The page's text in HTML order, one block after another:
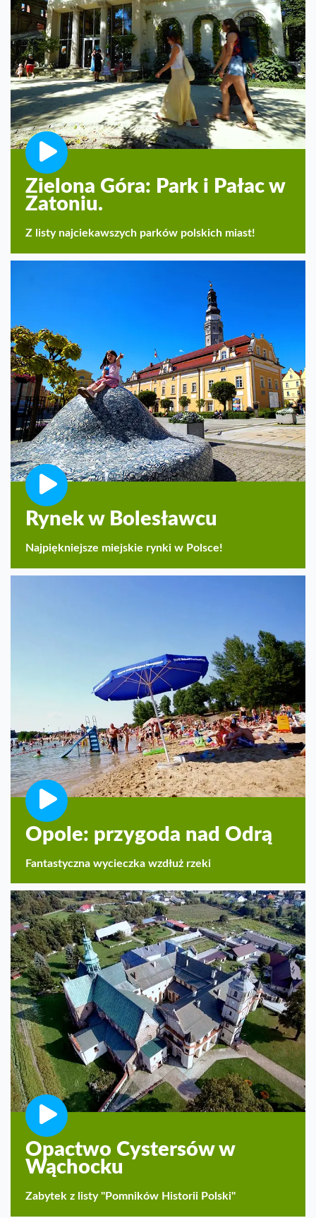
Zielona Góra: Park i Pałac w
Zatoniu.
Z listy najciekawszych parków polskich miast!
Rynek w Bolesławcu
Najpiękniejsze miejskie rynki w Polsce!
Opole: przygoda nad Odrą
Fantastyczna wycieczka wzdłuż rzeki
Opactwo Cystersów w
Wąchocku
Zabytek z listy "Pomników Historii Polski"